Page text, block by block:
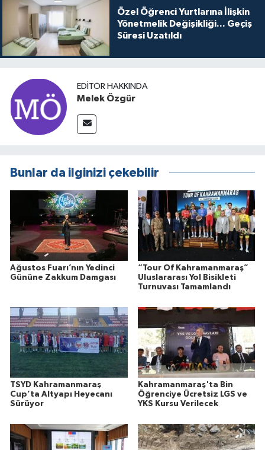
Özel Öğrenci Yurtlarına İlişkin
Yönetmelik Değişikliği... Geçiş
Süresi Uzatıldı
EDITÖR HAKKINDA
Melek Özgür
Bunlar da ilginizi çekebilir
Ağustos Fuarı’nın Yedinci
Gününe Zakkum Damgası
“Tour Of Kahramanmaraş”
Uluslararası Yol Bisikleti
Turnuvası Tamamlandı
TSYD Kahramanmaraş
Cup’ta Altyapı Heyecanı
Sürüyor
Kahramanmaraş'ta Bin
Öğrenciye Ücretsiz LGS ve
YKS Kursu Verilecek